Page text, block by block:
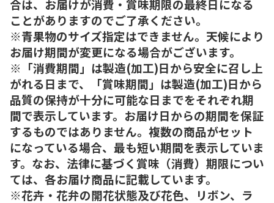
合は、お届けが消費・賞味期限の最終日になる
ことがありますのでご了承ください。
※青果物のサイズ指定はできません。天候により
お届け期間が変更になる場合がございます。
※「消費期間」は製造(加工)日から安全に召し上
がれる日まで、「賞味期間」は製造(加工)日から
品質の保持が十分に可能な日までをそれぞれ期
間で表示しています。お届け日からの期間を保証
するものではありません。複数の商品がセット
になっている場合、最も短い期間を表示していま
す。なお、法律に基づく賞味（消費）期限につい
ては、各お届け商品に記載しています。
※花卉・花弁の開花状態及び花色、リボン、ラ